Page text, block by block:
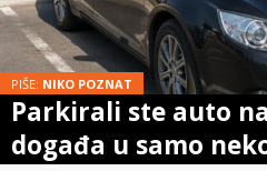
PIŠE: NIKO POZNAT
Parkirali ste auto
događa u samo